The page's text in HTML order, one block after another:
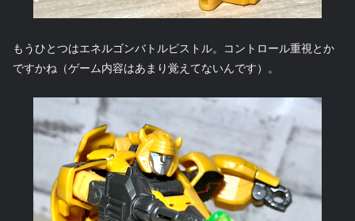
もうひとつはエネルゴンバトルピストル。コントロール重視とか
ですかね（ゲーム内容はあまり覚えてないんです）。